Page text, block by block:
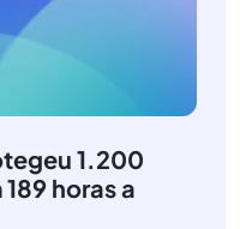
1.200
horas a